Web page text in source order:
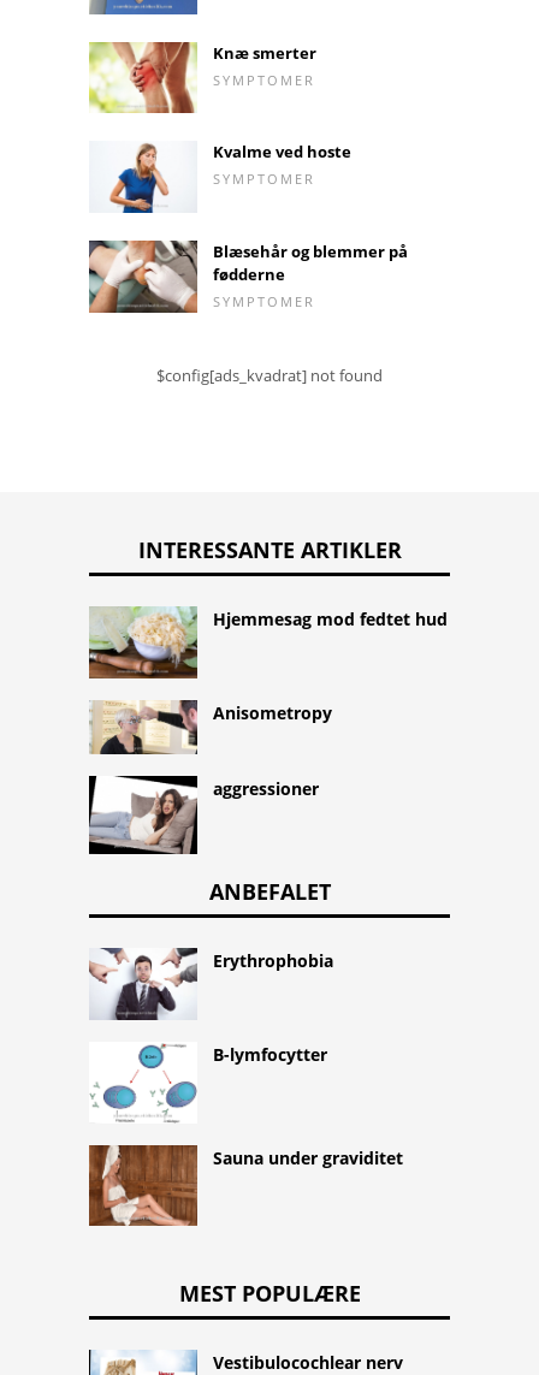
Knæ smerter
SYMPTOMER
Kvalme ved hoste
SYMPTOMER
Blæsehår og blemmer på
fødderne
SYMPTOMER
$config[ads_kvadrat] not found
INTERESSANTE ARTIKLER
Hjemmesag mod fedtet hud
Anisometropy
aggressioner
ANBEFALET
Erythrophobia
B-lymfocytter
Sauna under graviditet
MEST POPULÆRE
Vestibulocochlear nerv